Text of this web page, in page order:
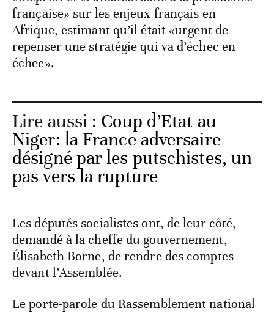
française» sur les enjeux français en
Afrique, estimant qu’il était «urgent de
repenser une stratégie qui va d’échec en
échec».
Lire aussi : Coup d’Etat au
Niger: la France adversaire
désigné par les putschistes, un
pas vers la rupture
Les députés socialistes ont, de leur côté,
demandé à la cheffe du gouvernement,
Élisabeth Borne, de rendre des comptes
devant l’Assemblée.
Le porte-parole du Rassemblement national